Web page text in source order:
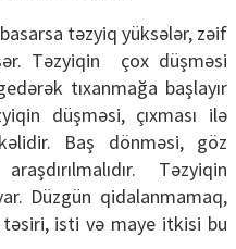
təzyiq yüksələr, zəif
Təzyiqin çox düşməsi
tıxanmağa başlayır
düşməsi, çıxması ilə
Baş dönməsi, göz
Təzyiqin
Düzgün qidalanmamaq,
təsiri, isti və maye itkisi bu